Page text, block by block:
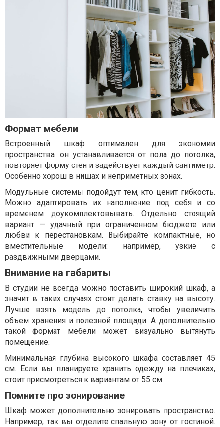
Формат мебели
Встроенный шкаф оптимален для экономии
пространства: он устанавливается от пола до потолка,
повторяет форму стен и задействует каждый сантиметр.
Особенно хорош в нишах и неприметных зонах.
Модульные системы подойдут тем, кто ценит гибкость.
Можно адаптировать их наполнение под себя и со
временем доукомплектовывать. Отдельно стоящий
вариант — удачный при ограниченном бюджете или
любви к перестановкам. Выбирайте компактные, но
вместительные модели: например, узкие с
раздвижными дверцами.
Внимание на габариты
В студии не всегда можно поставить широкий шкаф, а
значит в таких случаях стоит делать ставку на высоту.
Лучше взять модель до потолка, чтобы увеличить
объем хранения и полезной площади. А дополнительно
такой формат мебели может визуально вытянуть
помещение.
Минимальная глубина высокого шкафа составляет 45
см. Если вы планируете хранить одежду на плечиках,
стоит присмотреться к вариантам от 55 см.
Помните про зонирование
Шкаф может дополнительно зонировать пространство.
Например, так вы отделите спальную зону от гостиной.